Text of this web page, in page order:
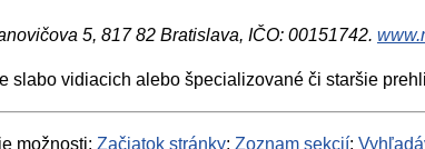
5, 817 82 Bratislava, IČO: 00151742.
slabo vidiacich alebo špecializované či staršie
možnosti: Začiatok stránky; Zoznam sekcií;